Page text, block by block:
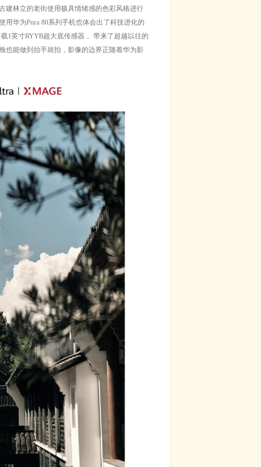
建林立的老街使用极具情绪感的色彩风格进行
华为Pura 80系列手机也体会出了科技进化的
1英寸RYYB超大底传感器， 带来了超越以往的
也能做到抬手就拍，影像的边界正随着华为影